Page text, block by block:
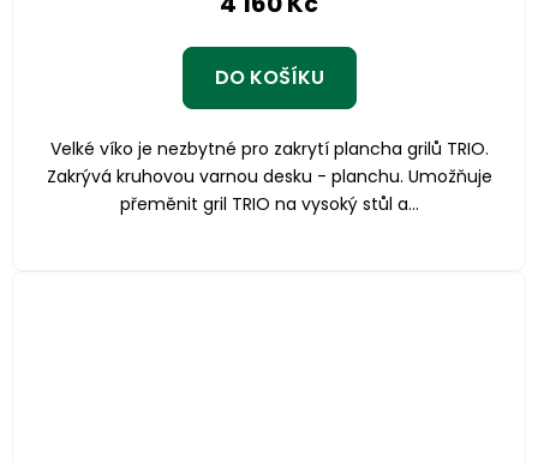
DO KOŠÍKU
Velké víko je nezbytné pro zakrytí plancha grilů TRIO.
Zakrývá kruhovou varnou desku - planchu. Umožňuje
přeměnit gril TRIO na vysoký stůl a...